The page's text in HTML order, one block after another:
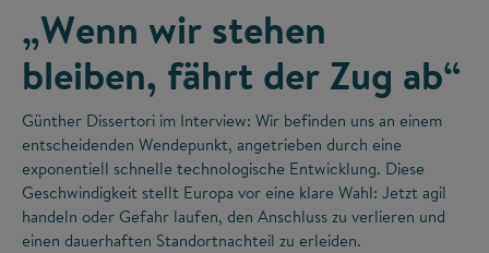
„Wenn wir stehen
bleiben, fährt der Zug ab“
Günther Dissertori im Interview: Wir befinden uns an einem
entscheidenden Wendepunkt, angetrieben durch eine
exponentiell schnelle technologische Entwicklung. Diese
Geschwindigkeit stellt Europa vor eine klare Wahl: Jetzt agil
handeln oder Gefahr laufen, den Anschluss zu verlieren und
einen dauerhaften Standortnachteil zu erleiden.